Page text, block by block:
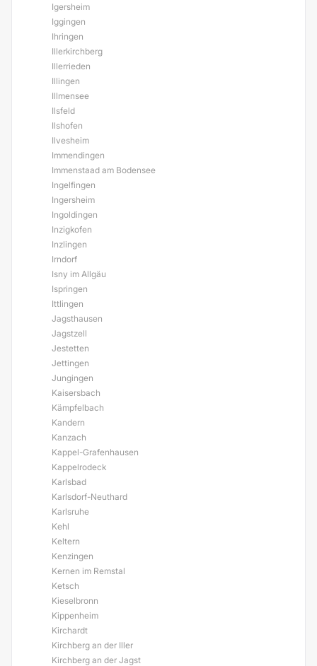
Igersheim
Iggingen
Ihringen
Illerkirchberg
Illerrieden
Illingen
Illmensee
Ilsfeld
Ilshofen
Ilvesheim
Immendingen
Immenstaad am Bodensee
Ingelfingen
Ingersheim
Ingoldingen
Inzigkofen
Inzlingen
Irndorf
Isny im Allgäu
Ispringen
Ittlingen
Jagsthausen
Jagstzell
Jestetten
Jettingen
Jungingen
Kaisersbach
Kämpfelbach
Kandern
Kanzach
Kappel-Grafenhausen
Kappelrodeck
Karlsbad
Karlsdorf-Neuthard
Karlsruhe
Kehl
Keltern
Kenzingen
Kernen im Remstal
Ketsch
Kieselbronn
Kippenheim
Kirchardt
Kirchberg an der Iller
Kirchberg an der Jagst